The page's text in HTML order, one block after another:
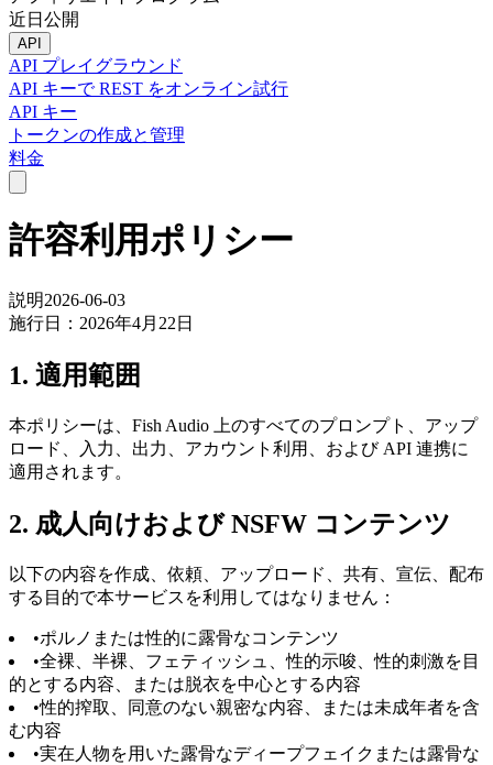
近日公開
API
API プレイグラウンド
API キーで REST をオンライン試行
API キー
トークンの作成と管理
料金
許容利用ポリシー
説明2026-06-03
施行日：2026年4月22日
1. 適用範囲
本ポリシーは、Fish Audio 上のすべてのプロンプト、アップ
ロード、入力、出力、アカウント利用、および API 連携に
適用されます。
2. 成人向けおよび NSFW コンテンツ
以下の内容を作成、依頼、アップロード、共有、宣伝、配布
する目的で本サービスを利用してはなりません：
•ポルノまたは性的に露骨なコンテンツ
•全裸、半裸、フェティッシュ、性的示唆、性的刺激を目
的とする内容、または脱衣を中心とする内容
•性的搾取、同意のない親密な内容、または未成年者を含
む内容
•実在人物を用いた露骨なディープフェイクまたは露骨な